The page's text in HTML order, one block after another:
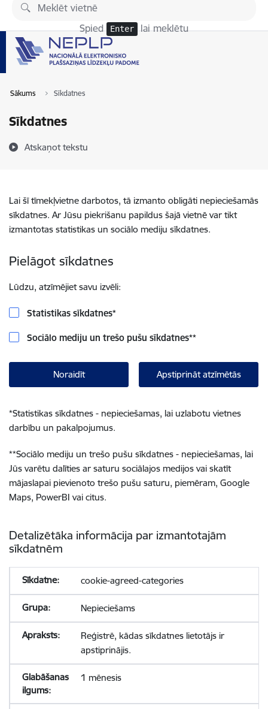
Pāriet uz lapas saturu
Spied Enter lai meklētu
Sākums Sīkdatnes
Sīkdatnes
Atskaņot tekstu
Lai šī tīmekļvietne darbotos, tā izmanto obligāti nepieciešamās
sīkdatnes. Ar Jūsu piekrišanu papildus šajā vietnē var tikt
izmantotas statistikas un sociālo mediju sīkdatnes.
Pielāgot sīkdatnes
Lūdzu, atzīmējiet savu izvēli:
Statistikas sīkdatnes*
Sociālo mediju un trešo pušu sīkdatnes**
Noraidīt Apstiprināt atzīmētās
*Statistikas sīkdatnes - nepieciešamas, lai uzlabotu vietnes
darbību un pakalpojumus.
**Sociālo mediju un trešo pušu sīkdatnes - nepieciešamas, lai
Jūs varētu dalīties ar saturu sociālajos medijos vai skatīt
mājaslapai pievienoto trešo pušu saturu, piemēram, Google
Maps, PowerBI vai citus.
Detalizētāka informācija par izmantotajām
sīkdatnēm
cookie-agreed-categories
Nepieciešams
Reģistrē, kādas sīkdatnes lietotājs ir
apstiprinājis.
1 mēnesis